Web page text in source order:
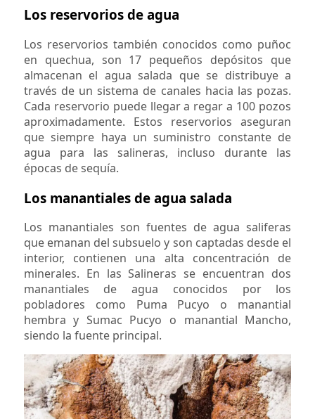
Los reservorios de agua
Los reservorios también conocidos como puñoc
en quechua, son 17 pequeños depósitos que
almacenan el agua salada que se distribuye a
través de un sistema de canales hacia las pozas.
Cada reservorio puede llegar a regar a 100 pozos
aproximadamente. Estos reservorios aseguran
que siempre haya un suministro constante de
agua para las salineras, incluso durante las
épocas de sequía.
Los manantiales de agua salada
Los manantiales son fuentes de agua saliferas
que emanan del subsuelo y son captadas desde el
interior, contienen una alta concentración de
minerales. En las Salineras se encuentran dos
manantiales de agua conocidos por los
pobladores como Puma Pucyo o manantial
hembra y Sumac Pucyo o manantial Mancho,
siendo la fuente principal.